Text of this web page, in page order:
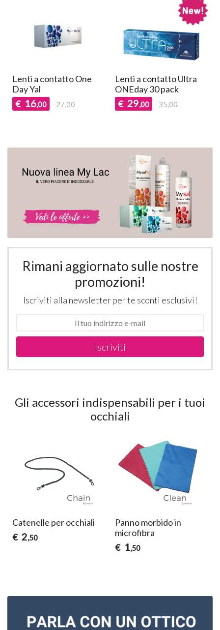
Soluzione salina My Sal
€ 3 ,20
Soluzione unica My Sol
Yal
€ 5,50 9,00
Rimani aggiornato sulle nostre
promozioni!
Iscriviti alla newsletter per te sconti esclusivi!
Iscriviti
Gli accessori indispensabili per i tuoi
occhiali
Detergente Freiblick
per occhiali
Ricarica detergente per
occhiali Freiblick
€ 14,00